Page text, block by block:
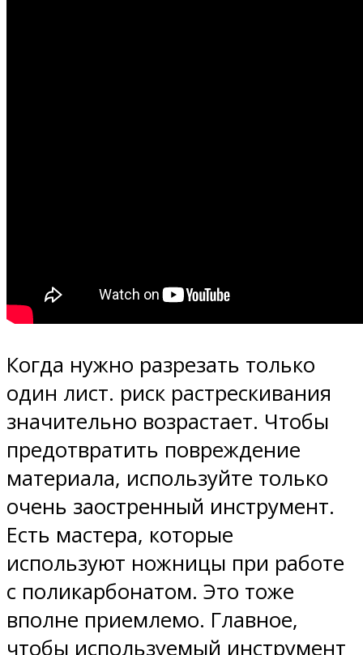
Когда нужно разрезать только
один лист. риск растрескивания
значительно возрастает. Чтобы
предотвратить повреждение
материала, используйте только
очень заостренный инструмент.
Есть мастера, которые
используют ножницы при работе
с поликарбонатом. Это тоже
вполне приемлемо. Главное,
чтобы используемый инструмент